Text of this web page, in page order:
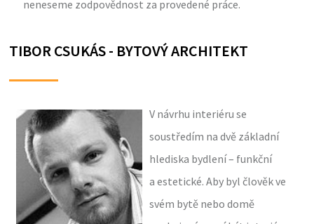
neneseme zodpovědnost za provedené práce.
TIBOR CSUKÁS - BYTOVÝ ARCHITEKT
V návrhu interiéru se
soustředím na dvě základní
hlediska bydlení – funkční
a estetické. Aby byl člověk ve
svém bytě nebo domě